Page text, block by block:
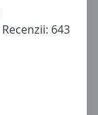
Recenzii: 643